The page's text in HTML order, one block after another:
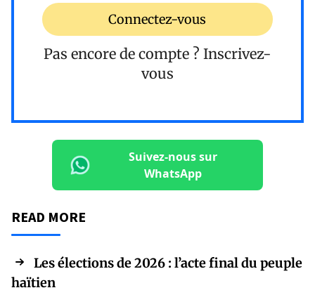
Connectez-vous
Pas encore de compte ? Inscrivez-
vous
Suivez-nous sur
WhatsApp
READ MORE
Les élections de 2026 : l’acte final du peuple
haïtien